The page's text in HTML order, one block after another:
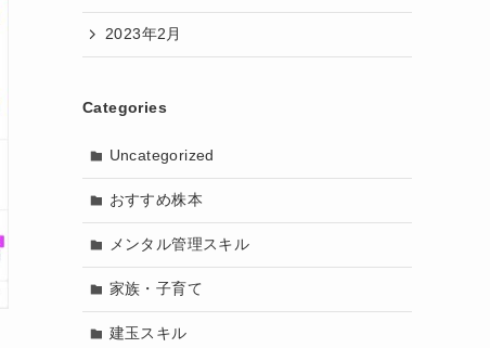
2023年2月
Categories
Uncategorized
おすすめ株本
メンタル管理スキル
家族・子育て
建玉スキル